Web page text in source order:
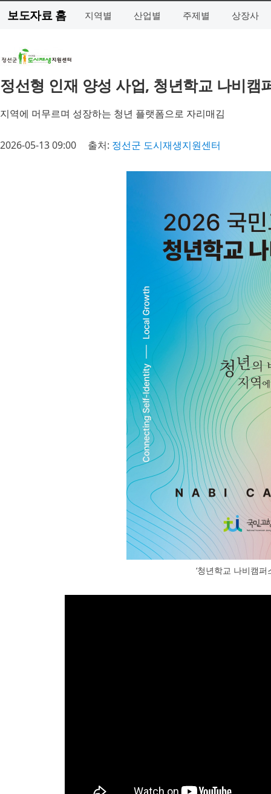
보도자료 홈 지역별 산업별 주제별 상장사
정선형 인재 양성 사업, 청년학교 나비캠
지역에 머무르며 성장하는 청년 플랫폼으로 자리매김
2026-05-13 09:00 출처: 정선군 도시재생지원센터
‘청년학교 나비캠퍼